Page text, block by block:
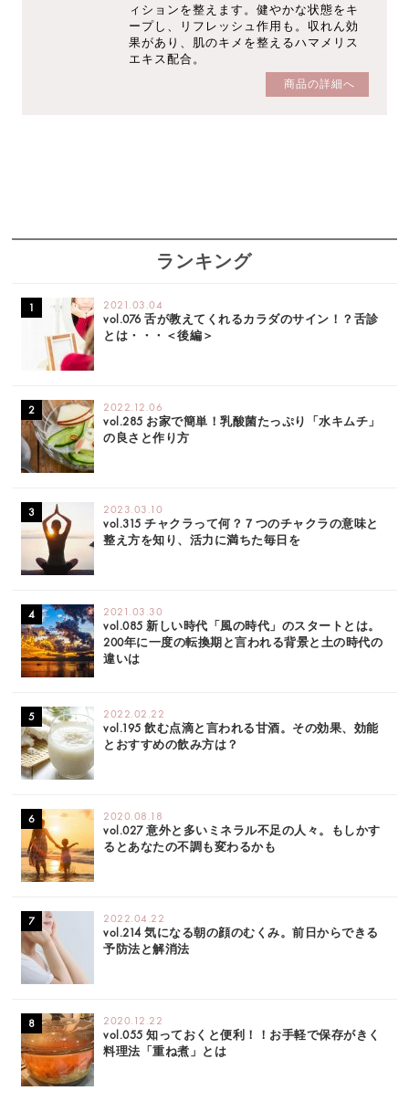
ィションを整えます。健やかな状態をキ
ープし、リフレッシュ作用も。収れん効
果があり、肌のキメを整えるハマメリス
エキス配合。
商品の詳細へ
ランキング
2021.03.04
vol.076 舌が教えてくれるカラダのサイン！？舌診
とは・・・＜後編＞
2022.12.06
vol.285 お家で簡単！乳酸菌たっぷり「水キムチ」
の良さと作り方
2023.03.10
vol.315 チャクラって何？７つのチャクラの意味と
整え方を知り、活力に満ちた毎日を
2021.03.30
vol.085 新しい時代「風の時代」のスタートとは。
200年に一度の転換期と言われる背景と土の時代の
違いは
2022.02.22
vol.195 飲む点滴と言われる甘酒。その効果、効能
とおすすめの飲み方は？
2020.08.18
vol.027 意外と多いミネラル不足の人々。もしかす
るとあなたの不調も変わるかも
2022.04.22
vol.214 気になる朝の顔のむくみ。前日からできる
予防法と解消法
2020.12.22
vol.055 知っておくと便利！！お手軽で保存がきく
料理法「重ね煮」とは